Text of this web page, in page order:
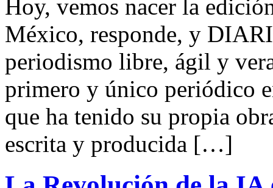
Hoy, vemos nacer la
México, responde, y
periodismo libre, ágil y
primero y único periódico
que ha tenido su propia
escrita y producida […]